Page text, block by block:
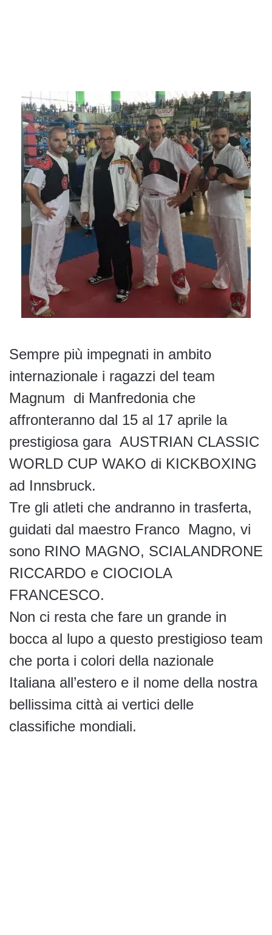
Sempre più impegnati in ambito
internazionale i ragazzi del team
Magnum di Manfredonia che
affronteranno dal 15 al 17 aprile la
prestigiosa gara AUSTRIAN CLASSIC
WORLD CUP WAKO di KICKBOXING
ad Innsbruck.
Tre gli atleti che andranno in trasferta,
guidati dal maestro Franco Magno, vi
sono RINO MAGNO, SCIALANDRONE
RICCARDO e CIOCIOLA
FRANCESCO.
Non ci resta che fare un grande in
bocca al lupo a questo prestigioso team
che porta i colori della nazionale
Italiana all’estero e il nome della nostra
bellissima città ai vertici delle
classifiche mondiali.